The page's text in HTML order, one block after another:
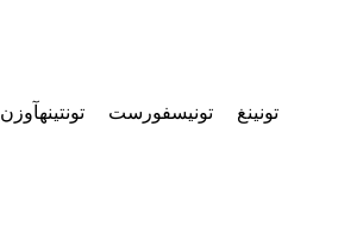
تونتينهآوزن تونيسفورست تونينغ